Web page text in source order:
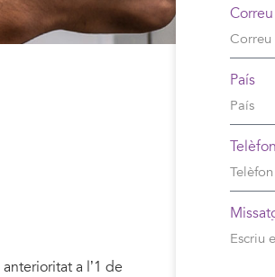
a l’1 de
País
Telèfon